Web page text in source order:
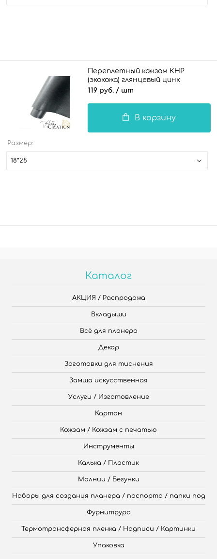
Переплетный кожзам КНР
(экокожа) глянцевый цинк
119 руб. / шт
В корзину
Размер:
18*28
Каталог
АКЦИЯ / Распродажа
Вкладыши
Всё для планера
Декор
Заготовки для тиснения
Замша искусственная
Услуги / Изготовление
Картон
Кожзам / Кожзам с печатью
Инструменты
Калька / Пластик
Молнии / Бегунки
Наборы для создания планера / паспорта / папки под
Фурнитрура
Термотрансферная пленка / Надписи / Картинки
Упаковка